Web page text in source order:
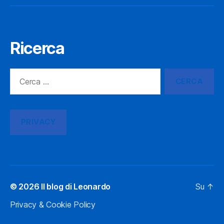
Ricerca
PRIVACY
© 2026 Il blog di Leonardo
Privacy & Cookie Policy
Su ↑